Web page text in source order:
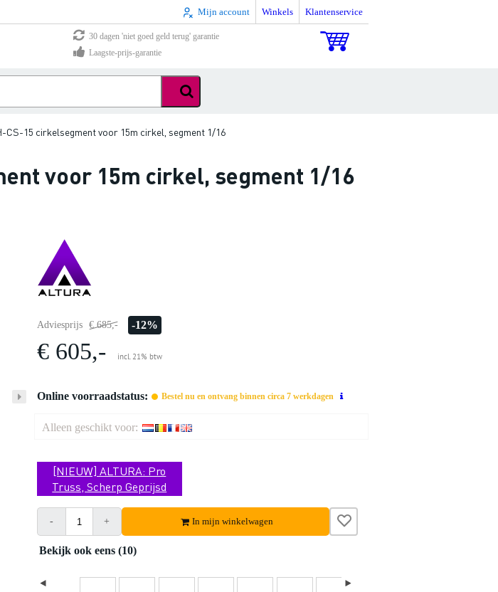
Mijn account Winkels Klantenservice
30 dagen 'niet goed geld terug' garantie
Laagste-prijs-garantie
CS-15 cirkelsegment voor 15m cirkel, segment 1/16
voor 15m cirkel, segment 1/16
Adviesprijs € 685,- -12%
€ 605,- incl. 21% btw
Online voorraadstatus: Bestel nu en ontvang binnen circa 7 werkdagen
Alleen geschikt voor:
[NIEUW] ALTURA: Pro
Truss, Scherp Geprijsd
- + In mijn winkelwagen
Bekijk ook eens (10)